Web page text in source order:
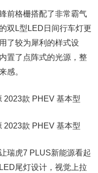
前格栅搭配了非常霸气
双L型LED日间行车灯更
了较为犀利的样式设
置了点阵式的光源，整
感。
瑞虎7 PLUS新能源看起
尾灯设计，视觉上拉